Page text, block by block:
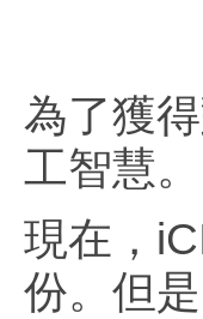
為了獲
工智慧。
現在，
份。但